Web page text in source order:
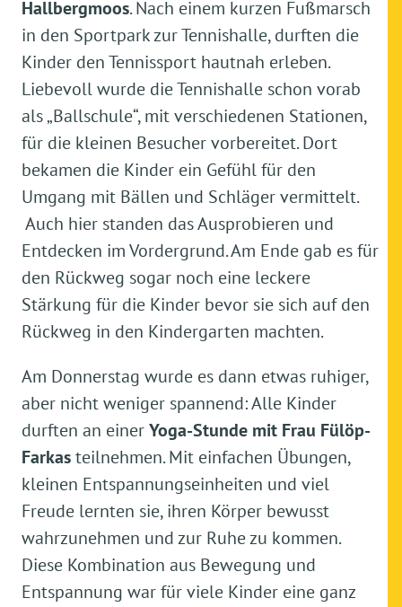
Hallbergmoos. Nach einem kurzen Fußmarsch
in den Sportpark zur Tennishalle, durften die
Kinder den Tennissport hautnah erleben.
Liebevoll wurde die Tennishalle schon vorab
als „Ballschule“, mit verschiedenen Stationen,
für die kleinen Besucher vorbereitet. Dort
bekamen die Kinder ein Gefühl für den
Umgang mit Bällen und Schläger vermittelt.
Auch hier standen das Ausprobieren und
Entdecken im Vordergrund. Am Ende gab es für
den Rückweg sogar noch eine leckere
Stärkung für die Kinder bevor sie sich auf den
Rückweg in den Kindergarten machten.
Am Donnerstag wurde es dann etwas ruhiger,
aber nicht weniger spannend: Alle Kinder
durften an einerYoga-Stunde mit Frau Fülöp-
Farkasteilnehmen. Mit einfachen Übungen,
kleinen Entspannungseinheiten und viel
Freude lernten sie, ihren Körper bewusst
wahrzunehmen und zur Ruhe zu kommen.
Diese Kombination aus Bewegung und
Entspannung war für viele Kinder eine ganz